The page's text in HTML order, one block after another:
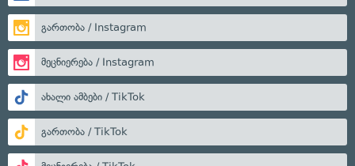
გართობა / Instagram
მეცნიერება / Instagram
ახალი ამბები / TikTok
გართობა / TikTok